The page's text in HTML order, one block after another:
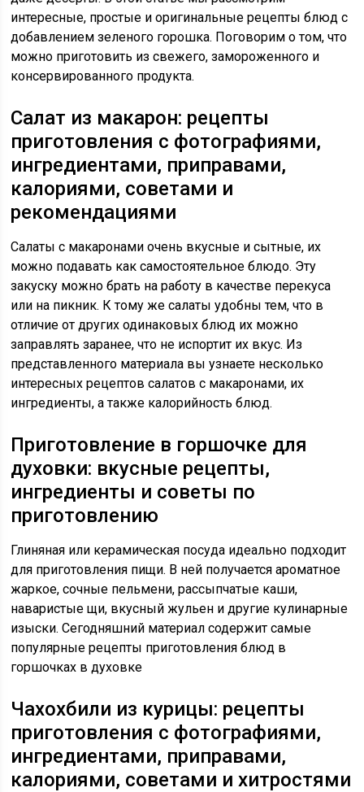
интересные, простые и оригинальные рецепты блюд с
добавлением зеленого горошка. Поговорим о том, что
можно приготовить из свежего, замороженного и
консервированного продукта.
Салат из макарон: рецепты
приготовления с фотографиями,
ингредиентами, приправами,
калориями, советами и
рекомендациями
Салаты с макаронами очень вкусные и сытные, их
можно подавать как самостоятельное блюдо. Эту
закуску можно брать на работу в качестве перекуса
или на пикник. К тому же салаты удобны тем, что в
отличие от других одинаковых блюд их можно
заправлять заранее, что не испортит их вкус. Из
представленного материала вы узнаете несколько
интересных рецептов салатов с макаронами, их
ингредиенты, а также калорийность блюд.
Приготовление в горшочке для
духовки: вкусные рецепты,
ингредиенты и советы по
приготовлению
Глиняная или керамическая посуда идеально подходит
для приготовления пищи. В ней получается ароматное
жаркое, сочные пельмени, рассыпчатые каши,
наваристые щи, вкусный жульен и другие кулинарные
изыски. Сегодняшний материал содержит самые
популярные рецепты приготовления блюд в
горшочках в духовке
Чахохбили из курицы: рецепты
приготовления с фотографиями,
ингредиентами, приправами,
калориями, советами и хитростями